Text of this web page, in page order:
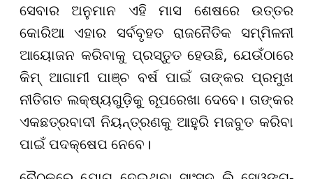
ସେବାର ଅନୁମାନ ଏହି ମାସ ଶେଷରେ ଉତ୍ତର
କୋରିଆ ଏହାର ସର୍ବବୃହତ ରାଜନୈତିକ ସମ୍ମିଳନୀ
ଆୟୋଜନ କରିବାକୁ ପ୍ରସ୍ତୁତ ହେଉଛି, ଯେଉଁଠାରେ
କିମ୍ ଆଗାମୀ ପାଞ୍ଚ ବର୍ଷ ପାଇଁ ତାଙ୍କର ପ୍ରମୁଖ
ନୀତିଗତ ଲକ୍ଷ୍ୟଗୁଡ଼ିକୁ ରୂପରେଖା ଦେବେ। ତାଙ୍କର
ଏକଛତ୍ରବାଦୀ ନିୟନ୍ତ୍ରଣକୁ ଆହୁରି ମଜବୁତ କରିବା
ପାଇଁ ପଦକ୍ଷେପ ନେବେ।